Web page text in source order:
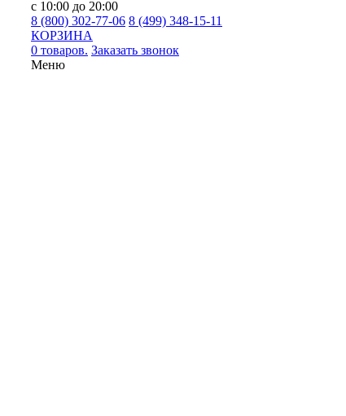
с 10:00 до 20:00
8 (800) 302-77-06 8 (499) 348-15-11
КОРЗИНА
0 товаров. Заказать звонок
Меню